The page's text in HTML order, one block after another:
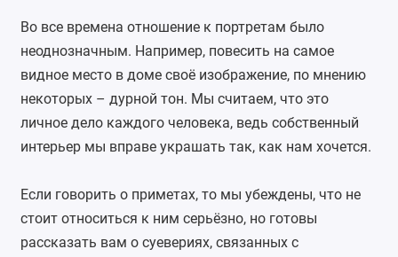
Во все времена отношение к портретам было
неоднозначным. Например, повесить на самое
видное место в доме своё изображение, по мнению
некоторых – дурной тон. Мы считаем, что это
личное дело каждого человека, ведь собственный
интерьер мы вправе украшать так, как нам хочется.
Если говорить о приметах, то мы убеждены, что не
стоит относиться к ним серьёзно, но готовы
рассказать вам о суевериях, связанных с